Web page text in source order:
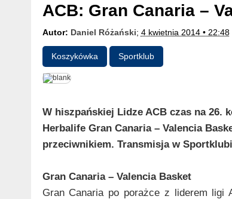
ACB: Gran Canaria –
Autor: Daniel Różański; 4 kwietnia 2014 • 22:48
Koszykówka Sportklub
W hiszpańskiej Lidze ACB czas na 26.
Herbalife Gran Canaria – Valencia
przeciwnikiem. Transmisja w
Gran Canaria – Valencia Basket
Gran Canaria po porażce z liderem ligi